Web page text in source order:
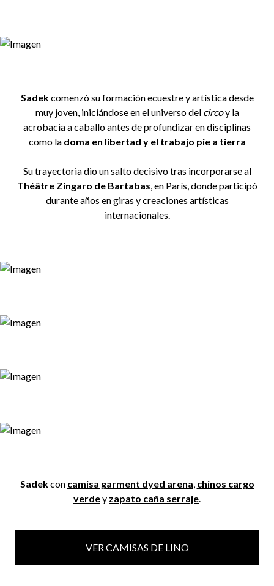
Sadekcomenzó su formación ecuestre y artística desde
muy joven, iniciándose en el universo del circoy la
acrobacia a caballo antes de profundizar en disciplinas
como la doma en libertad y el trabajo pie a tierra
Su trayectoria dio un salto decisivo tras incorporarse al
Théâtre Zingaro de Bartabas, en París, donde participó
durante años en giras y creaciones artísticas
internacionales.
Sadekcon camisa garment dyed arena, chinos cargo
verdey zapato caña serraje.
VER CAMISAS DE LINO